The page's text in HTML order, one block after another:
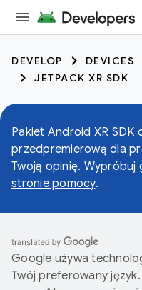
DEVELOP DEVICES
JETPACK XR SDK
Pakiet Android XR SDK
przedpremierową dla
Twoją opinię. Wypróbuj
stronie pomocy.
Google używa
Twój preferowany